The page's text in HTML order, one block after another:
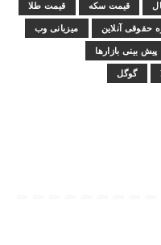
قیمت سکه قیمت طلا
حقوقی آنلاین میزبانی وب
پیش بینی بازارها
گوگل